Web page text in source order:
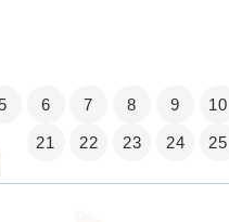
6 7 8 9 10
21 22 23 24 25